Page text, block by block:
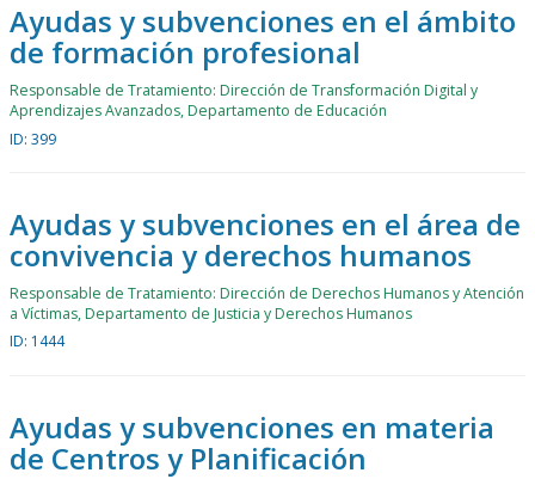
Ayudas y subvenciones en el ámbito
de formación profesional
Responsable de Tratamiento: Dirección de Transformación Digital y
Aprendizajes Avanzados, Departamento de Educación
ID: 399
Ayudas y subvenciones en el área de
convivencia y derechos humanos
Responsable de Tratamiento: Dirección de Derechos Humanos y Atención
a Víctimas, Departamento de Justicia y Derechos Humanos
ID: 1444
Ayudas y subvenciones en materia
de Centros y Planificación